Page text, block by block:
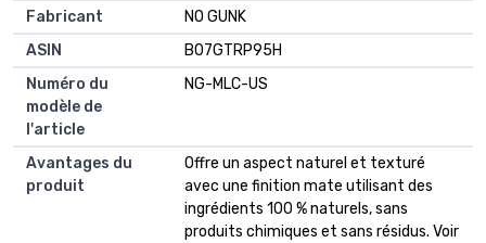
Fabricant
NO GUNK
ASIN
B07GTRP95H
Numéro du
modèle de
l'article
NG-MLC-US
Avantages du
produit
Offre un aspect naturel et texturé
avec une finition mate utilisant des
ingrédients 100 % naturels, sans
produits chimiques et sans résidus. Voir